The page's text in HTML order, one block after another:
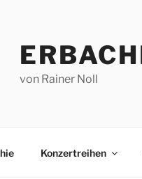
von Rainer Noll
Konzertreihen